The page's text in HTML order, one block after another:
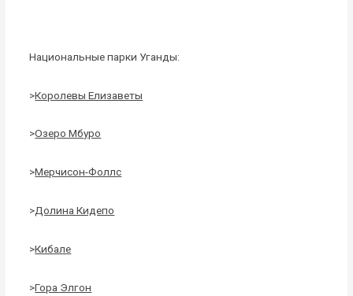
Национальные парки Уганды:
>Королевы Елизаветы
>Озеро Мбуро
>Мерчисон-Фоллс
>Долина Кидепо
>Кибале
>Гора Элгон